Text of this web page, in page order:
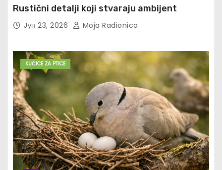
Rustični detalji koji stvaraju ambijent
Јун 23, 2026 Moja Radionica
KUĆICE ZA PTICE